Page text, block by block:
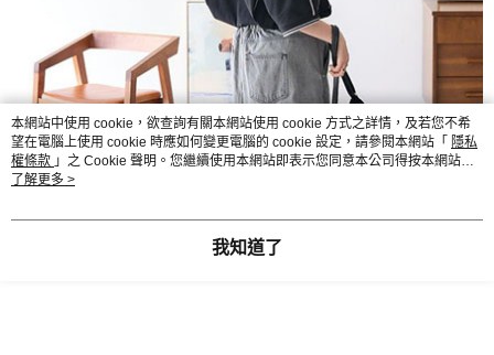
本網站中使用 cookie，欲查詢有關本網站使用 cookie 方式之詳情，及若您不希
望在電腦上使用 cookie 時應如何變更電腦的 cookie 設定，請參閱本網站「 隱私
權條款 」之 Cookie 聲明。您繼續使用本網站即表示您同意本公司得按本網站使
用條款之 Cookie 聲明使用 cookie。
了解更多 >
我知道了